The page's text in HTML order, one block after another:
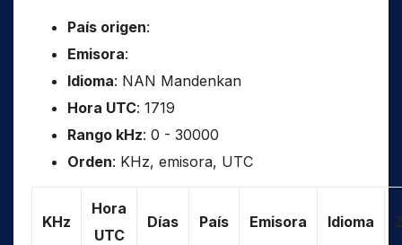
País origen:
Emisora:
Idioma: NAN Mandenkan
Hora UTC: 1719
Rango kHz: 0 - 30000
Orden: KHz, emisora, UTC
KHz
Hora
UTC
Días País Emisora Idioma